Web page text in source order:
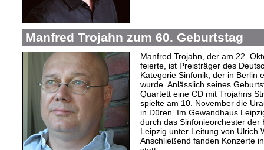
Manfred Trojahn zum 60. Geburtstag
Manfred Trojahn, der am 22.
feierte, ist Preisträger des
Kategorie Sinfonik, der in Berlin
wurde. Anlässlich seines
Quartett eine CD mit Trojahns
spielte am 10. November die
in Düren. Im Gewandhaus
durch das Sinfonieorchester der
Leipzig unter Leitung von Ulrich
Anschließend fanden Konzerte